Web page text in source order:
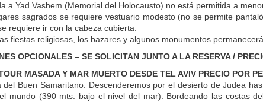
a Yad Vashem (Memorial del Holocausto) no está permitida a
sagrados se requiere vestuario modesto (no se permite
requiere ir con la cabeza cubierta.
fiestas religiosas, los bazares y algunos monumentos
OPCIONALES – SE SOLICITAN JUNTO A LA RESERVA /
MASADA Y MAR MUERTO DESDE TEL AVIV PRECIO POR
del Buen Samaritano. Descenderemos por el desierto de Judea
mundo (390 mts. bajo el nivel del mar). Bordeando las costas